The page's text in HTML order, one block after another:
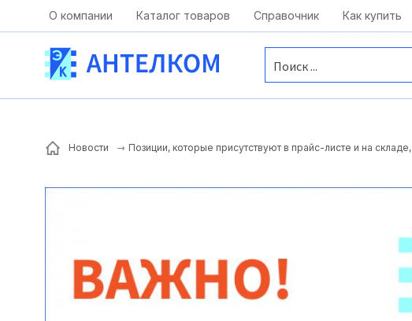
Москва, ул. Московская, д.1 офис 1
О компании Каталог товаров Справочник Как купить
Новости Позиции, которые присутствуют в прайс-листе и на